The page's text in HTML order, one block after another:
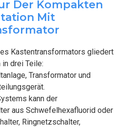
Der Kompakten
Mit
Kastentransformators gliedert
drei Teile:
Transformator und
kann der
aus Schwefelhexafluorid oder
Ringnetzschalter,